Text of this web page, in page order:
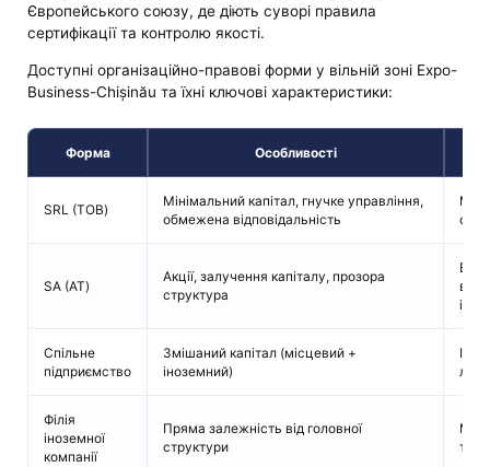
Європейського союзу, де діють суворі правила
сертифікації та контролю якості.
Доступні організаційно-правові форми у вільній зоні Expo-
Business-Chișinău та їхні ключові характеристики:
Форма Особливості
SRL (ТОВ)
Мінімальний капітал, гнучке управління,
обмежена відповідальність
SA (АТ)
Акції, залучення капіталу, прозора
структура
Спільне
підприємство
Змішаний капітал (місцевий +
іноземний)
Філія
іноземної
компанії
Пряма залежність від головної
структури